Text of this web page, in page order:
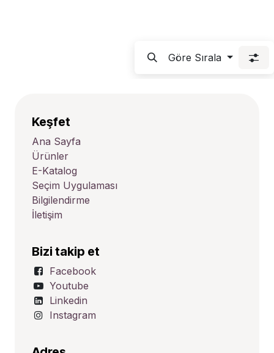
Göre Sırala
Keşfet
Ana Sayfa
Ürünler
E-Katalog
Seçim Uygulaması
Bilgilendirme
İletişim
Bizi takip et
Facebook
Youtube
Linkedin
Instagram